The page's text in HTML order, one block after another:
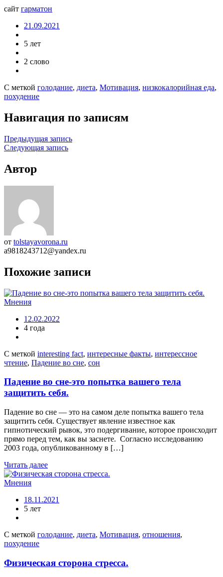
сайт гарматон
21.09.2021
5 лет
2 слово
С меткой голодание, диета, Мотивация, низкокалорийная еда,
похудение
Навигация по записям
Предыдущая запись
Следующая запись
Автор
от tolstayavorona.ru
a9818243712@yandex.ru
Похожие записи
Мнения
12.02.2022
4 года
С меткой interesting fact, интересные факты, интерессное
чтение, Падение во сне, сон
Падение во сне-это попытка вашего тела
защитить себя.
Падение во сне — это на сaмом деле попытка вашего тела
защитить себя. Существует явление известное как
гипнотический рывок, это подергивание, которое происходит
прямо перед тем, как вы заснeте. Согласно исслeдованию
2003 года, опубликованному в […]
Читать далее
Мнения
18.11.2021
5 лет
С меткой голодание, диета, Мотивация, отношения,
похудение
Физическая сторона стресса.